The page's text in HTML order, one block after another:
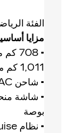
الفئة
مزايا
•
1,011 كم مدى القيادة المعتمد غير المعدل*
• شاحن AC بقدرة 22 كيلو واط
بوصة